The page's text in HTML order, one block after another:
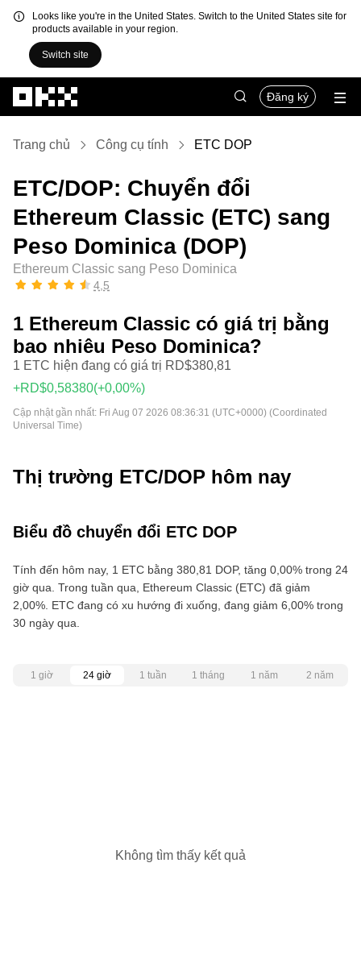
Looks like you're in the United States. Switch to the United States site for
products available in your region.
Switch site
Đăng ký
Trang chủ Công cụ tính ETC DOP
ETC/DOP: Chuyển đổi
Ethereum Classic (ETC) sang
Peso Dominica (DOP)
Ethereum Classic sang Peso Dominica
4,5
1 Ethereum Classic có giá trị bằng
bao nhiêu Peso Dominica?
1 ETC hiện đang có giá trị RD$380,81
+RD$0,58380(+0,00%)
Cập nhật gần nhất: Fri Aug 07 2026 08:36:31 (UTC+0000) (Coordinated
Universal Time)
Thị trường ETC/DOP hôm nay
Biểu đồ chuyển đổi ETC DOP
Tính đến hôm nay, 1 ETC bằng 380,81 DOP, tăng 0,00% trong 24
giờ qua. Trong tuần qua, Ethereum Classic (ETC) đã giảm
2,00%. ETC đang có xu hướng đi xuống, đang giảm 6,00% trong
30 ngày qua.
1 giờ 24 giờ 1 tuần 1 tháng 1 năm 2 năm
Không tìm thấy kết quả